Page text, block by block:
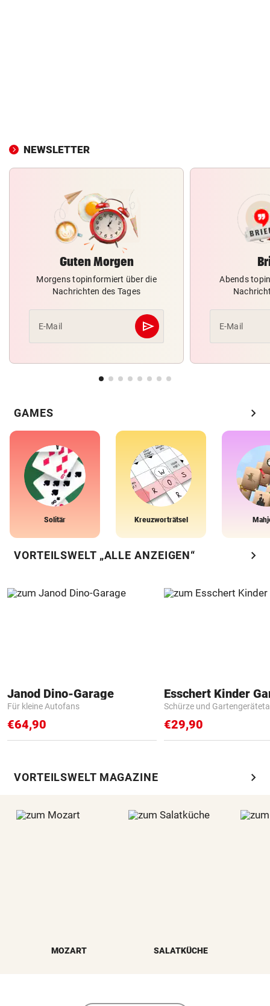
NEWSLETTER
Guten Morgen
Morgens topinformiert über die
Nachrichten des Tages
E-Mail send
Abschicken
Abends
E-Mail
GAMES chevron_right
Solitär Kreuzworträtsel
VORTEILSWELT „ALLE ANZEIGEN“ chevron_right
Janod Dino-Garage
Für kleine Autofans
€64,90
Schürze und
€29,90
VORTEILSWELT MAGAZINE chevron_right
MOZART SALATKÜCHE